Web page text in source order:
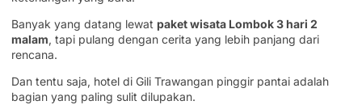
Banyak yang datang lewat paket wisata Lombok 3 hari 2
malam, tapi pulang dengan cerita yang lebih panjang dari
rencana.
Dan tentu saja, hotel di Gili Trawangan pinggir pantai adalah
bagian yang paling sulit dilupakan.